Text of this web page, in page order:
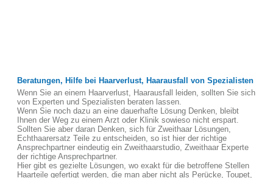
Beratungen, Hilfe bei Haarverlust, Haarausfall von Spezialisten
Wenn Sie an einem Haarverlust, Haarausfall leiden, sollten Sie sich
von Experten und Spezialisten beraten lassen.
Wenn Sie noch dazu an eine dauerhafte Lösung Denken, bleibt
Ihnen der Weg zu einem Arzt oder Klinik sowieso nicht erspart.
Sollten Sie aber daran Denken, sich für Zweithaar Lösungen,
Echthaarersatz Teile zu entscheiden, so ist hier der richtige
Ansprechpartner eindeutig ein Zweithaarstudio, Zweithaar Experte
der richtige Ansprechpartner.
Hier gibt es gezielte Lösungen, wo exakt für die betroffene Stellen
Haarteile gefertigt werden, die man aber nicht als Perücke, Toupet,